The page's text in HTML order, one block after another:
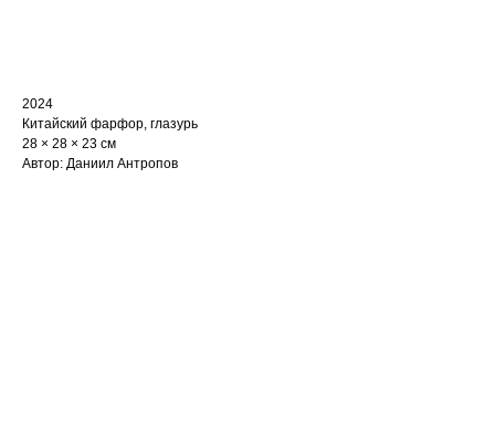
2024
Китайский фарфор, глазурь
28 × 28 × 23 см
Автор: Даниил Антропов